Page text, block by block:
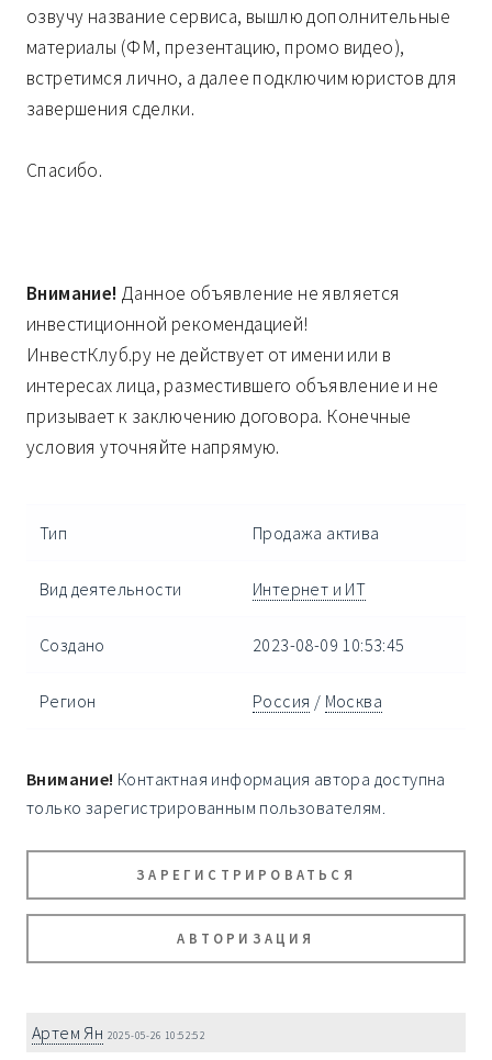
озвучу название сервиса, вышлю дополнительные
материалы (ФМ, презентацию, промо видео),
встретимся лично, а далее подключим юристов для
завершения сделки.
Спасибо.
Внимание! Данное объявление не является
инвестиционной рекомендацией!
ИнвестКлуб.ру не действует от имени или в
интересах лица, разместившего объявление и не
призывает к заключению договора. Конечные
условия уточняйте напрямую.
Тип Продажа актива
Вид деятельности Интернет и ИТ
Создано 2023-08-09 10:53:45
Регион Россия / Москва
Внимание! Контактная информация автора доступна
только зарегистрированным пользователям.
ЗАРЕГИСТРИРОВАТЬСЯ
АВТОРИЗАЦИЯ
Артем Ян 2025-05-26 10:52:52